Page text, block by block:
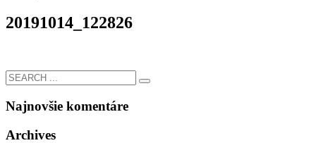
20191014_122826
Najnovšie komentáre
Archives